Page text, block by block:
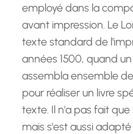
employé dans la
avant impression. Le
texte standard de
années 1500, quand
assembla ensemble
pour réaliser un livre
texte. Il n'a pas fait que
mais s'est aussi